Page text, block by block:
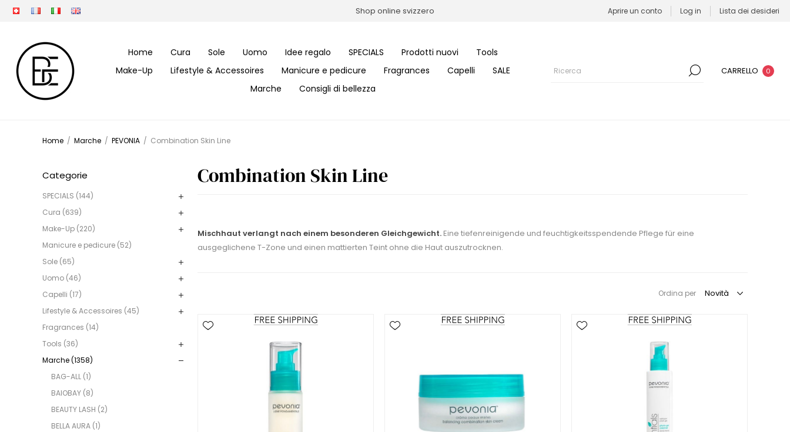
Shop online svizzero Aprire un conto Log in Lista dei desideri
Home Cura Sole Uomo Idee regalo SPECIALS Prodotti nuovi
Tools
Make-Up
Lifestyle & Accessoires Manicure e pedicure Fragrances Capelli
SALE
Marche
Consigli di bellezza
CARRELLO 0
Home / Marche / PEVONIA / Combination Skin Line
Categorie
SPECIALS (144)
Cura (639)
Make-Up (220)
Manicure e pedicure (52)
Sole (65)
Uomo (46)
Capelli (17)
Lifestyle & Accessoires (45)
Fragrances (14)
Tools (36)
Marche (1358)
BAG-ALL (1)
BAIOBAY (8)
BEAUTY LASH (2)
BELLA AURA (1)
Combination Skin Line
Mischhaut verlangt nach einem besonderen Gleichgewicht. Eine tiefenreinigende und feuchtigkeitsspendende Pflege für eine
ausgeglichene T-Zone und einen mattierten Teint ohne die Haut auszutrocknen.
Ordina per